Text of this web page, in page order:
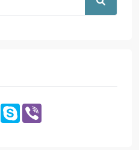
Message
Skype